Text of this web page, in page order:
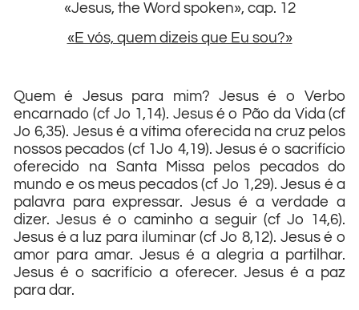
«Jesus, the Word spoken», cap. 12
«E vós, quem dizeis que Eu sou?»
Quem é Jesus para mim? Jesus é o Verbo
encarnado (cf Jo 1,14). Jesus é o Pão da Vida (cf
Jo 6,35). Jesus é a vítima oferecida na cruz pelos
nossos pecados (cf 1Jo 4,19). Jesus é o sacrifício
oferecido na Santa Missa pelos pecados do
mundo e os meus pecados (cf Jo 1,29). Jesus é a
palavra para expressar. Jesus é a verdade a
dizer. Jesus é o caminho a seguir (cf Jo 14,6).
Jesus é a luz para iluminar (cf Jo 8,12). Jesus é o
amor para amar. Jesus é a alegria a partilhar.
Jesus é o sacrifício a oferecer. Jesus é a paz
para dar.